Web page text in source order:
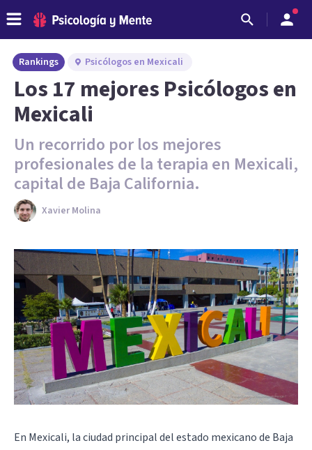
Rankings Psicólogos en Mexicali
Los 17 mejores Psicólogos en
Mexicali
Un recorrido por los mejores
profesionales de la terapia en Mexicali,
capital de Baja California.
Xavier Molina
En Mexicali, la ciudad principal del estado mexicano de Baja